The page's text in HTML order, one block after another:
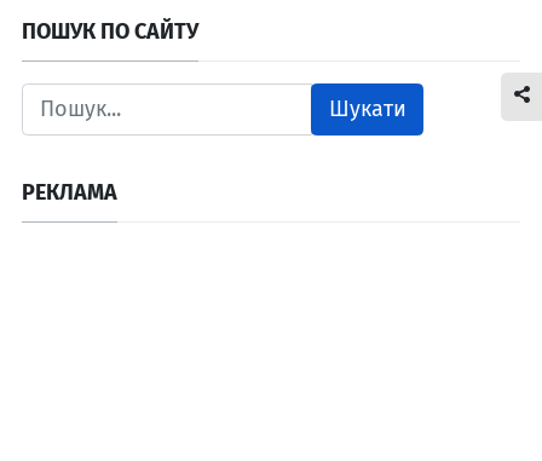
ПОШУК ПО САЙТУ
Шукати
РЕКЛАМА